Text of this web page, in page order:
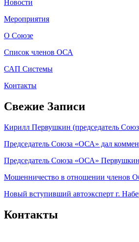
Новости
Мероприятия
О Союзе
Список членов ОСА
САП Системы
Контакты
Свежие Записи
Кирилл Первушкин (председатель
Председатель Союза «ОСА» дал
Председатель Союза «ОСА»
Мошенничество в отношении членов
Новый вступивший автоэксперт г.
Контакты